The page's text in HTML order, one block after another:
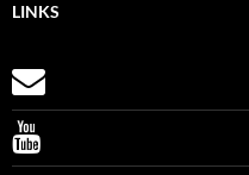
LINKS